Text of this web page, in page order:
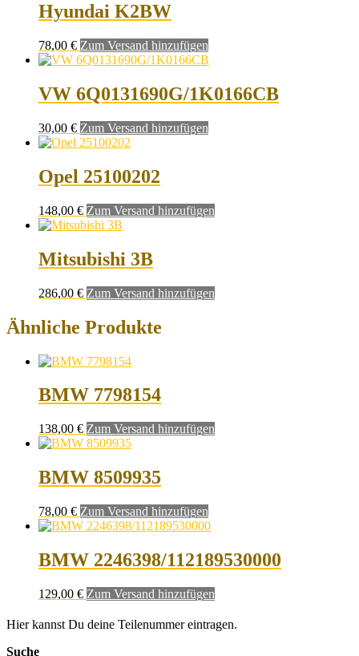
Hyundai K2BW
78,00 € Zum Versand hinzufügen
VW 6Q0131690G/1K0166CB
30,00 € Zum Versand hinzufügen
Opel 25100202
148,00 € Zum Versand hinzufügen
Mitsubishi 3B
286,00 € Zum Versand hinzufügen
Ähnliche Produkte
BMW 7798154
138,00 € Zum Versand hinzufügen
BMW 8509935
78,00 € Zum Versand hinzufügen
BMW 2246398/112189530000
129,00 € Zum Versand hinzufügen
Hier kannst Du deine Teilenummer eintragen.
Suche